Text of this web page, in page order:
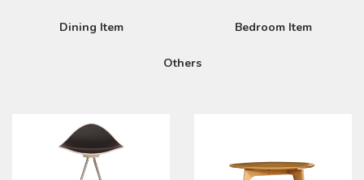
Dining Item Bedroom Item
Others